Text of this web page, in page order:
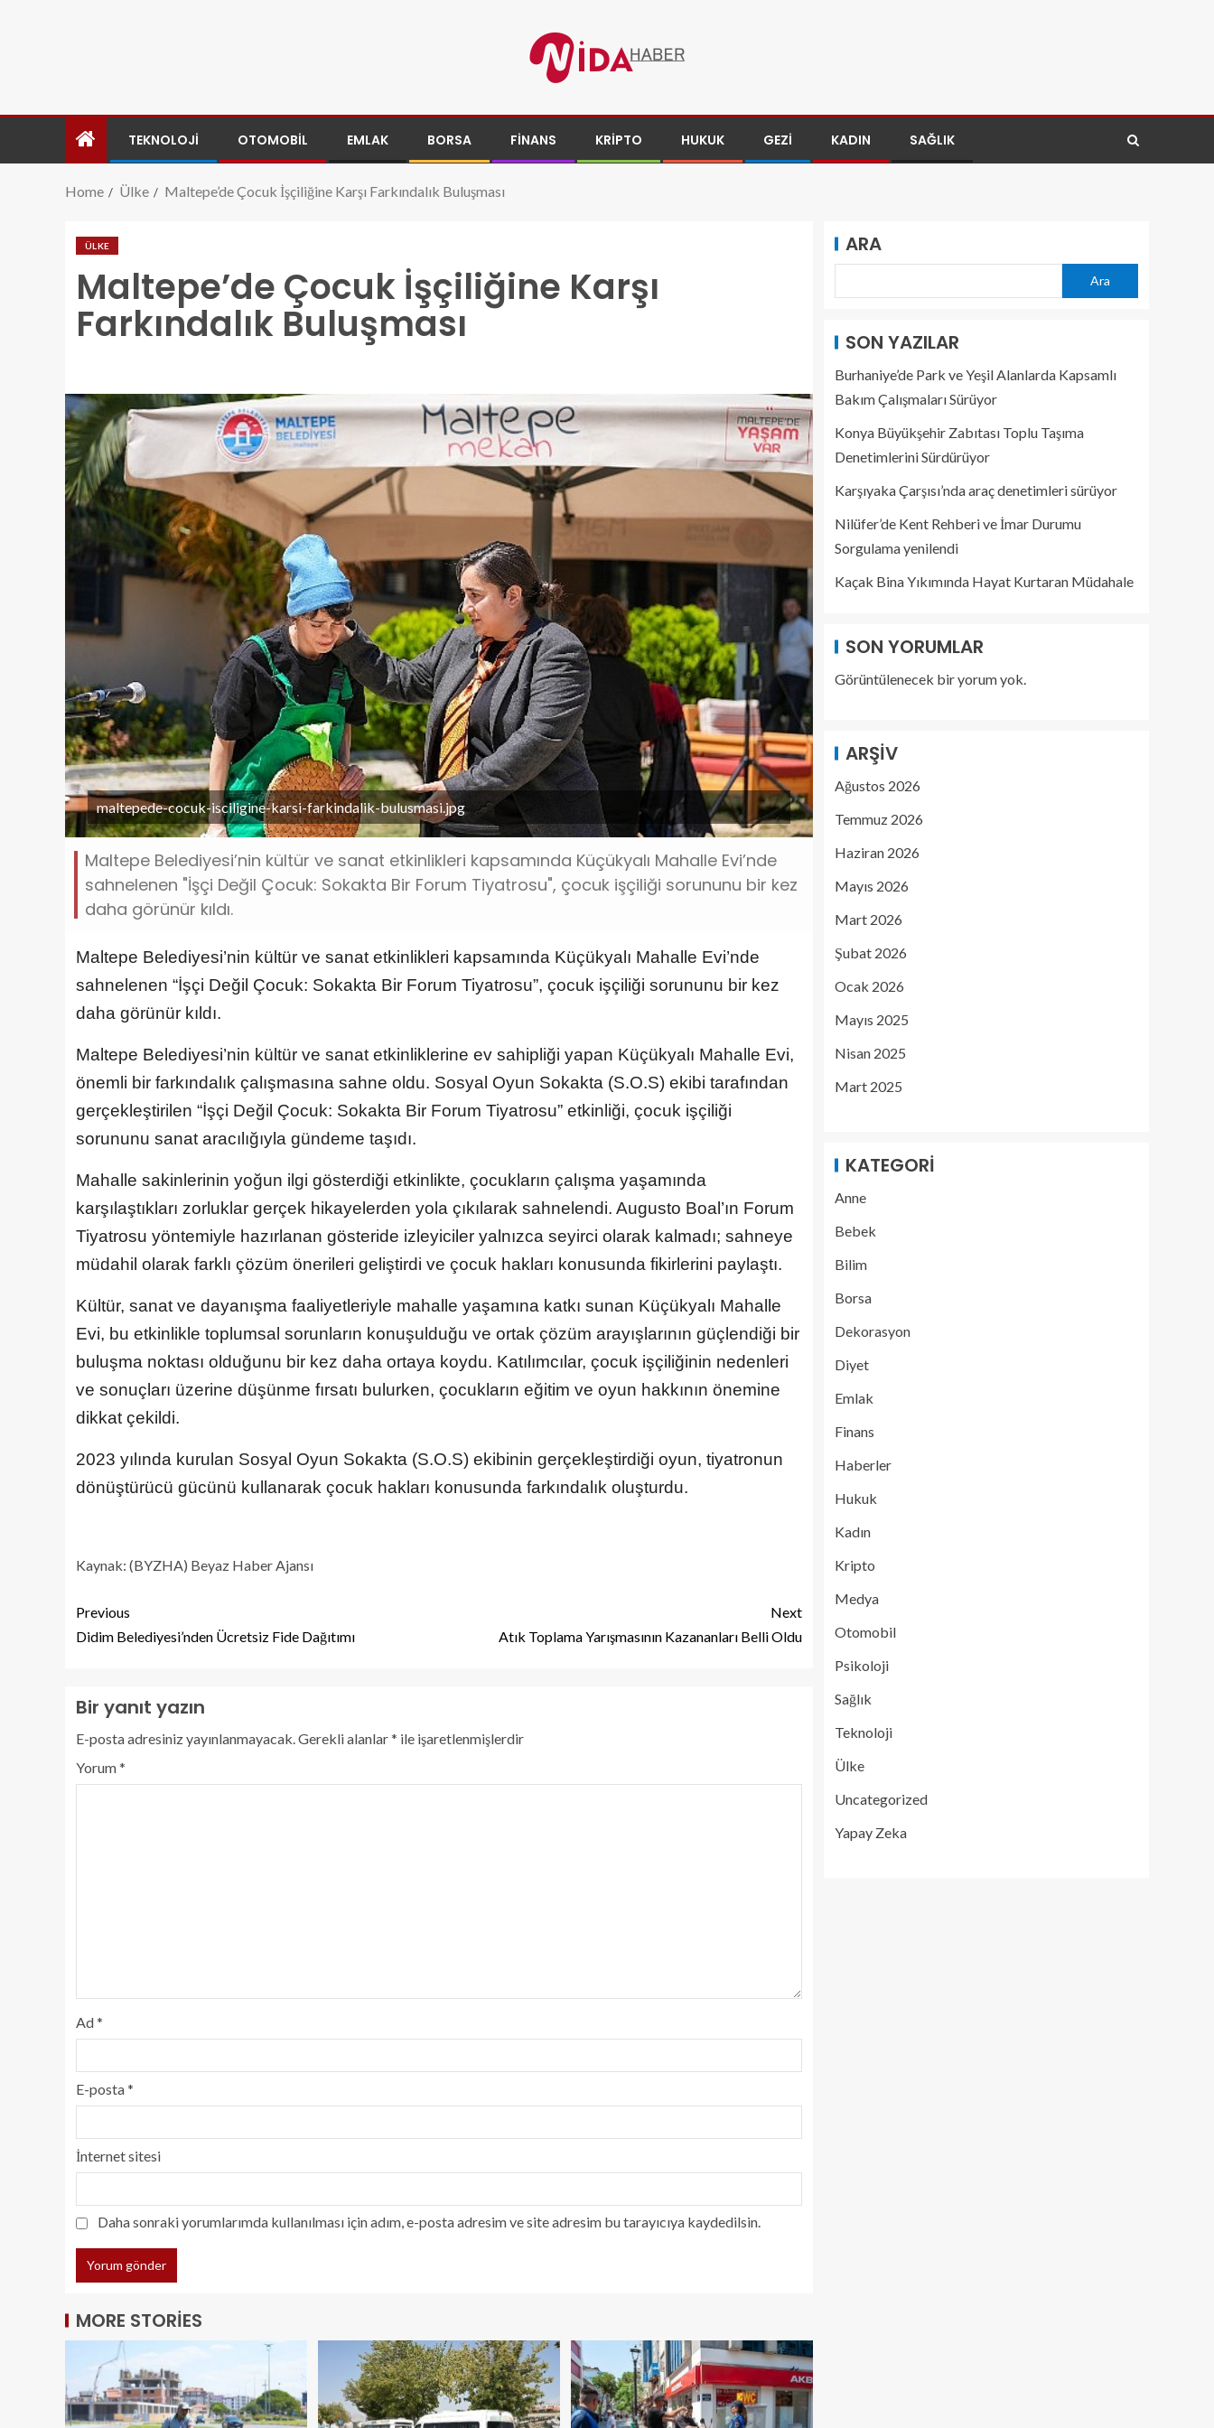
TEKNOLOJI OTOMOBIL EMLAK BORSA FINANS KRIPTO HUKUK GEZI KADIN SAĞLIK
Home Ülke Maltepe’de Çocuk İşçiliğine Karşı Farkındalık Buluşması
ÜLKE
Maltepe’de Çocuk İşçiliğine Karşı
Farkındalık Buluşması
maltepede-cocuk-isciligine-karsi-farkindalik-bulusmasi.jpg
Maltepe Belediyesi’nin kültür ve sanat etkinlikleri kapsamında Küçükyalı Mahalle Evi’nde
sahnelenen "İşçi Değil Çocuk: Sokakta Bir Forum Tiyatrosu", çocuk işçiliği sorununu bir kez
daha görünür kıldı.
Maltepe Belediyesi’nin kültür ve sanat etkinlikleri kapsamında Küçükyalı Mahalle Evi’nde
sahnelenen “İşçi Değil Çocuk: Sokakta Bir Forum Tiyatrosu”, çocuk işçiliği sorununu bir kez
daha görünür kıldı.
Maltepe Belediyesi’nin kültür ve sanat etkinliklerine ev sahipliği yapan Küçükyalı Mahalle Evi,
önemli bir farkındalık çalışmasına sahne oldu. Sosyal Oyun Sokakta (S.O.S) ekibi tarafından
gerçekleştirilen “İşçi Değil Çocuk: Sokakta Bir Forum Tiyatrosu” etkinliği, çocuk işçiliği
sorununu sanat aracılığıyla gündeme taşıdı.
Mahalle sakinlerinin yoğun ilgi gösterdiği etkinlikte, çocukların çalışma yaşamında
karşılaştıkları zorluklar gerçek hikayelerden yola çıkılarak sahnelendi. Augusto Boal’ın Forum
Tiyatrosu yöntemiyle hazırlanan gösteride izleyiciler yalnızca seyirci olarak kalmadı; sahneye
müdahil olarak farklı çözüm önerileri geliştirdi ve çocuk hakları konusunda fikirlerini paylaştı.
Kültür, sanat ve dayanışma faaliyetleriyle mahalle yaşamına katkı sunan Küçükyalı Mahalle
Evi, bu etkinlikle toplumsal sorunların konuşulduğu ve ortak çözüm arayışlarının güçlendiği bir
buluşma noktası olduğunu bir kez daha ortaya koydu. Katılımcılar, çocuk işçiliğinin nedenleri
ve sonuçları üzerine düşünme fırsatı bulurken, çocukların eğitim ve oyun hakkının önemine
dikkat çekildi.
2023 yılında kurulan Sosyal Oyun Sokakta (S.O.S) ekibinin gerçekleştirdiği oyun, tiyatronun
dönüştürücü gücünü kullanarak çocuk hakları konusunda farkındalık oluşturdu.
Kaynak: (BYZHA) Beyaz Haber Ajansı
Previous
Didim Belediyesi’nden Ücretsiz Fide Dağıtımı
Next
Atık Toplama Yarışmasının Kazananları Belli Oldu
Bir yanıt yazın
E-posta adresiniz yayınlanmayacak.Gerekli alanlar* ile işaretlenmişlerdir
Yorum*
Ad*
E-posta*
İnternet sitesi
Daha sonraki yorumlarımda kullanılması için adım, e-posta adresim ve site adresim bu tarayıcıya kaydedilsin.
MORE STORIES
ARA
Ara
SON YAZILAR
Burhaniye’de Park ve Yeşil Alanlarda Kapsamlı
Bakım Çalışmaları Sürüyor
Konya Büyükşehir Zabıtası Toplu Taşıma
Denetimlerini Sürdürüyor
Karşıyaka Çarşısı’nda araç denetimleri sürüyor
Nilüfer’de Kent Rehberi ve İmar Durumu
Sorgulama yenilendi
Kaçak Bina Yıkımında Hayat Kurtaran Müdahale
SON YORUMLAR
Görüntülenecek bir yorum yok.
ARŞIV
Ağustos 2026
Temmuz 2026
Haziran 2026
Mayıs 2026
Mart 2026
Şubat 2026
Ocak 2026
Mayıs 2025
Nisan 2025
Mart 2025
KATEGORI
Anne
Bebek
Bilim
Borsa
Dekorasyon
Diyet
Emlak
Finans
Haberler
Hukuk
Kadın
Kripto
Medya
Otomobil
Psikoloji
Sağlık
Teknoloji
Ülke
Uncategorized
Yapay Zeka